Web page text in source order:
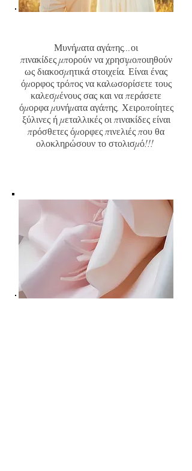
Μυνήματα αγάπης...οι
πινακίδες μπορούν να χρησιμοποιηθούν
ως διακοσμητικά στοιχεία. Είναι ένας
όμορφος τρόπος να καλωσορίσετε τους
καλεσμένους σας και να περάσετε
όμορφα μυνήματα αγάπης. Χειροποίητες
ξύλινες ή μεταλλικές οι πινακίδες είναι
πρόσθετες όμορφες πινελιές που θα
ολοκληρώσουν το στολισμό!!!